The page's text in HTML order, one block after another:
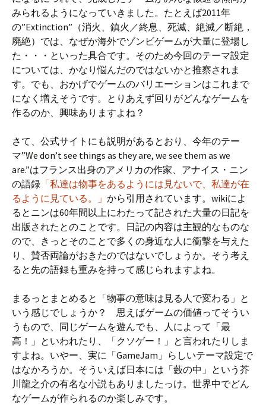
みられるようになっていきました。たとえば2011年
の”Extinction”（消火、鎮火／終息、死滅、絶滅／断絶，
廃絶）では、なぜか海外でゾンビゲームが大量に登場し
た・・・といった具合です。そのため今回のテーマ設定
については、かなり悩んだのではないかと推察されま
す。でも、おかげでゲームのバリエーションはこれまで
になく増えそうです。とりあえず回りがどんなゲームを
作るのか、興味ありますよね？
さて、公式サイトにも説明があるとおり、今年のテー
マ”We don’t see things as they are, we see them as we
are.”はフランス出身のアメリカの作家、アナイス・ニン
の語録 「私達は物事をあるようには見ないで、私達が在
るように見ている。」 から引用されています。wikiによ
るとニンは60年間以上にわたって記された大量の日記を
出版されたとのことです。日記の内容は主観的なものな
ので、きっとそのことで多くの身近な人に衝撃を与えた
り、賛否両論がおきたのではないでしょうか。そう考え
ると先の語録も重みを持って感じられますよね。
まるっとまとめると「物事の意味は見る人で変わる」と
いう感じでしょうか？ 思えばゲームの価値ってそうい
うもので、同じゲームを遊んでも、人によって「最
高！」といわれたり、「クソゲー！」と言われたりしま
すよね。いやー、実に「GameJam」らしいテーマ設定で
はなかろうか。そういえば日本には「藪の中」という芥
川龍之介の有名な小説もありましたっけ。世界中でどん
なゲームが作られるのか楽しみです。